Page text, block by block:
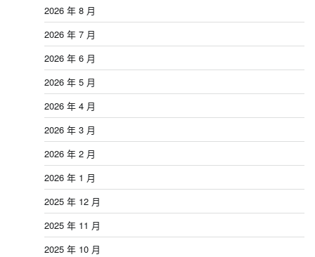
2026 年 8 月
2026 年 7 月
2026 年 6 月
2026 年 5 月
2026 年 4 月
2026 年 3 月
2026 年 2 月
2026 年 1 月
2025 年 12 月
2025 年 11 月
2025 年 10 月